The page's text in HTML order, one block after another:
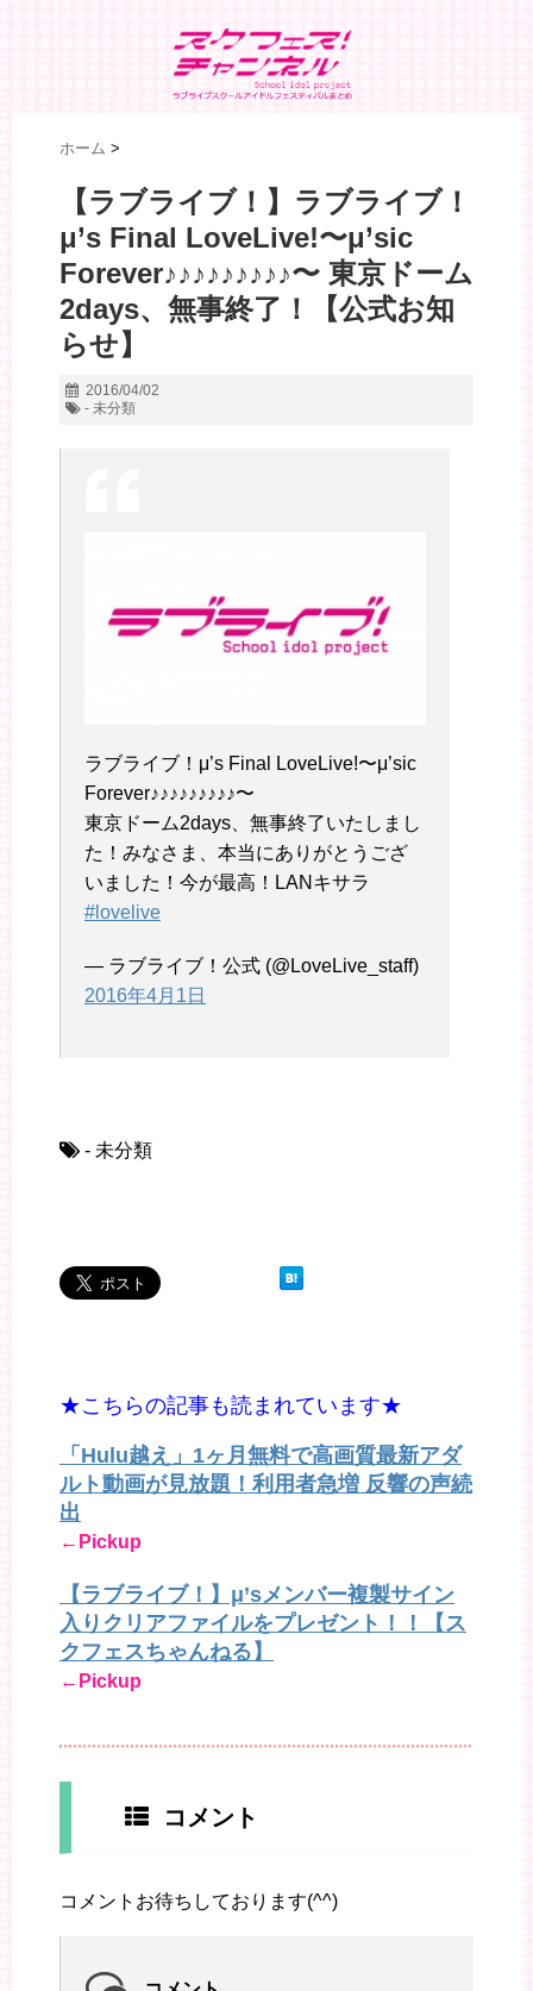
ホーム >
【ラブライブ！】ラブライブ！
μ’s Final LoveLive!〜μ’sic
Forever♪♪♪♪♪♪♪♪♪〜 東京ドーム
2days、無事終了！【公式お知
らせ】
2016/04/02
- 未分類
ラブライブ！μ’s Final LoveLive!〜μ’sic
Forever♪♪♪♪♪♪♪♪♪〜
東京ドーム2days、無事終了いたしまし
た！みなさま、本当にありがとうござ
いました！今が最高！LANキサラ
#lovelive
— ラブライブ！公式 (@LoveLive_staff)
2016年4月1日
- 未分類
★こちらの記事も読まれています★
「Hulu越え」1ヶ月無料で高画質最新アダ
ルト動画が見放題！利用者急増 反響の声続
出
←Pickup
【ラブライブ！】μ’sメンバー複製サイン
入りクリアファイルをプレゼント！！【ス
クフェスちゃんねる】
←Pickup
コメント
コメントお待ちしております(^^)